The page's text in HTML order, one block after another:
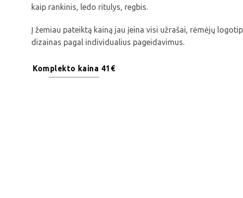
kaip rankinis, ledo ritulys, regbis.
Į žemiau pateiktą kainą jau įeina visi užrašai, rėmėjų
dizainas pagal individualius pageidavimus.
Komplekto kaina 41€